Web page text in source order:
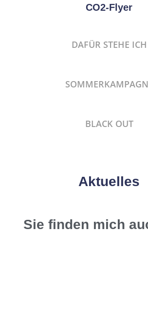
CO2-Flyer
DAFÜR STEHE ICH
BLACK OUT
Aktuelles
Sie finden mich